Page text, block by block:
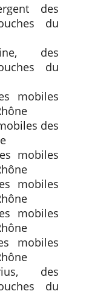
des
du
des
du
mobiles
des
mobiles
mobiles
mobiles
mobiles
des
du